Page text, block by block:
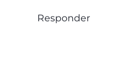
Responder